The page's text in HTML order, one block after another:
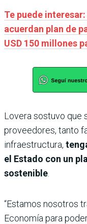
Te puede
acuerdan plan de
USD 150 millones
Lovera sostuvo que
proveedores, tanto
infraestructura,
el Estado con un
sostenible
“Estamos nosotros
Economía para